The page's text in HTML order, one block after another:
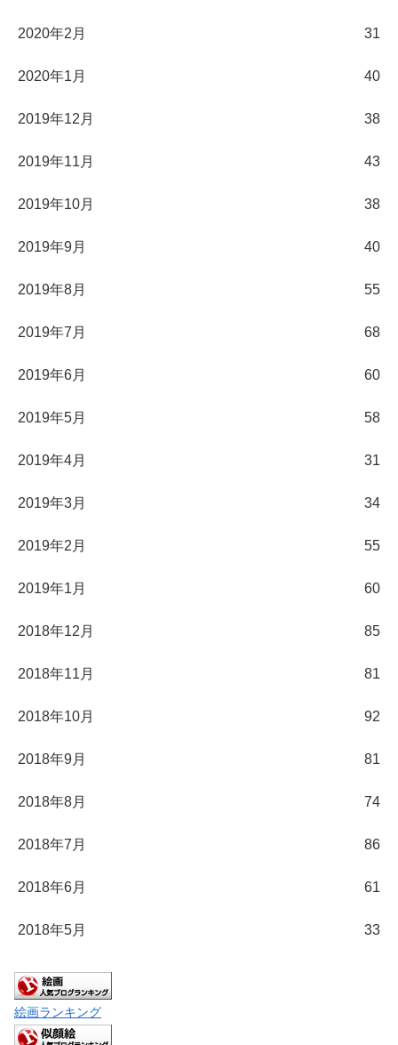
2020年2月 31
2020年1月 40
2019年12月 38
2019年11月 43
2019年10月 38
2019年9月 40
2019年8月 55
2019年7月 68
2019年6月 60
2019年5月 58
2019年4月 31
2019年3月 34
2019年2月 55
2019年1月 60
2018年12月 85
2018年11月 81
2018年10月 92
2018年9月 81
2018年8月 74
2018年7月 86
2018年6月 61
2018年5月 33
絵画ランキング